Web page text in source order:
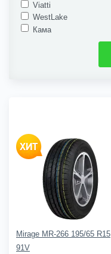
Viatti
WestLake
Кама
Mirage MR-266 195/65 R15
91V